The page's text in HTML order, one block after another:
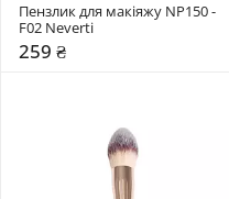
Пензлик для макіяжу NP150 -
F02 Neverti
259 ₴